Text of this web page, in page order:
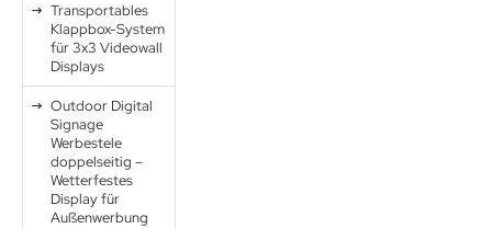
Transportables
Klappbox-System
für 3x3 Videowall
Displays
Outdoor Digital
Signage
Werbestele
doppelseitig –
Wetterfestes
Display für
Außenwerbung